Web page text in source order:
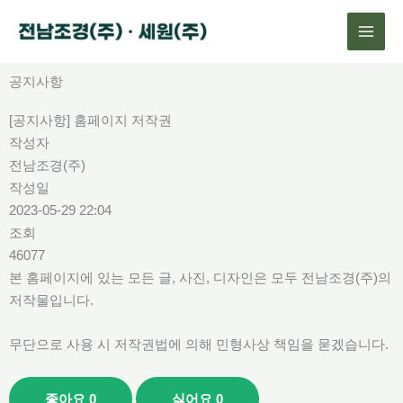
로
뛰
기
공지사항
[공지사항] 홈페이지 저작권
작성자
전남조경(주)
작성일
2023-05-29 22:04
조회
46077
본 홈페이지에 있는 모든 글, 사진, 디자인은 모두 전남조경(주)의
저작물입니다.
무단으로 사용 시 저작권법에 의해 민형사상 책임을 묻겠습니다.
좋아요 0 싫어요 0